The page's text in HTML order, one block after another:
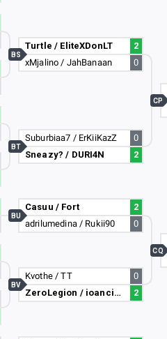
Turtle / EliteXDonLT
2
xMjalino / JahBanaan
0
BS
Suburbiaa7 / ErKiiKazZ
0
Sneazy? / DURI4N
2
BT
Casuu / Fort
2
adrilumedina / Rukii90
0
BU
Kvothe / TT
0
ZeroLegion / ioancido
2
BV
CP
CQ